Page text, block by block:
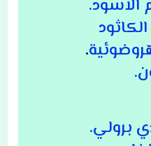
الاسود.
.
برولي.